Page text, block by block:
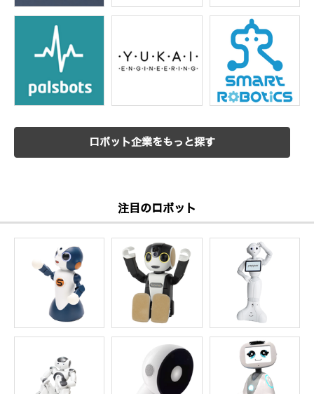
ロボット企業をもっと探す
注目のロボット